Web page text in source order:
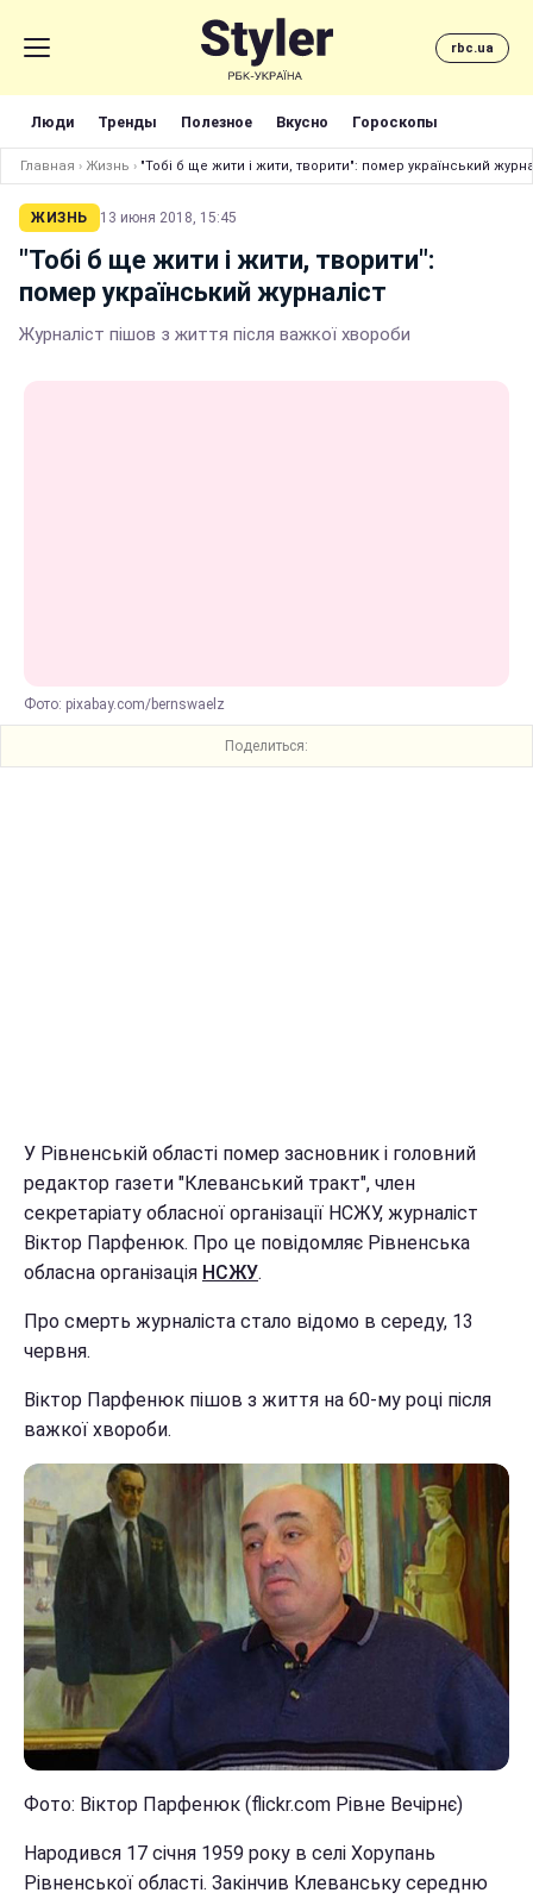
rbc.ua
Люди Тренды Полезное Вкусно Гороскопы
Главная › Жизнь › "Тобі б ще жити і жити, творити": помер український
ЖИЗНЬ 13 июня 2018, 15:45
"Тобі б ще жити і жити, творити":
помер український журналіст
Журналіст пішов з життя після важкої хвороби
Фото: pixabay.com/bernswaelz
Поделиться:
У Рівненській області помер засновник і головний
редактор газети "Клеванський тракт", член
секретаріату обласної організації НСЖУ, журналіст
Віктор Парфенюк. Про це повідомляє Рівненська
обласна організація НСЖУ.
Про смерть журналіста стало відомо в середу, 13
червня.
Віктор Парфенюк пішов з життя на 60-му році після
важкої хвороби.
Фото: Віктор Парфенюк (flickr.com Рівне Вечірнє)
Народився 17 січня 1959 року в селі Хорупань
Рівненської області. Закінчив Клеванську середню